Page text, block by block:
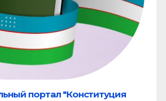
портал "Конституция